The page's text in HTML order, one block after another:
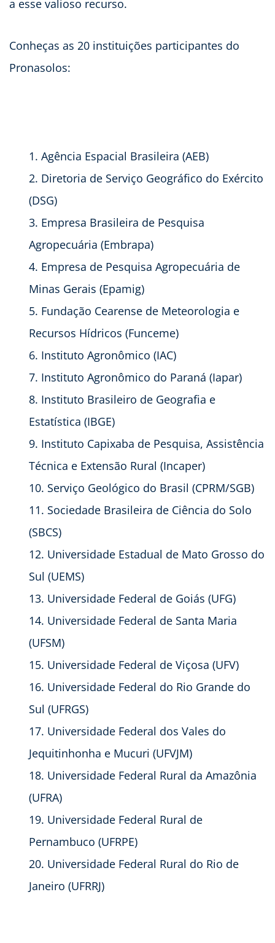
a esse valioso recurso.
Conheças as 20 instituições participantes do
Pronasolos:
Agência Espacial Brasileira (AEB)
Diretoria de Serviço Geográfico do Exército
(DSG)
Empresa Brasileira de Pesquisa
Agropecuária (Embrapa)
Empresa de Pesquisa Agropecuária de
Minas Gerais (Epamig)
Fundação Cearense de Meteorologia e
Recursos Hídricos (Funceme)
Instituto Agronômico (IAC)
Instituto Agronômico do Paraná (Iapar)
Instituto Brasileiro de Geografia e
Estatística (IBGE)
Instituto Capixaba de Pesquisa, Assistência
Técnica e Extensão Rural (Incaper)
Serviço Geológico do Brasil (CPRM/SGB)
Sociedade Brasileira de Ciência do Solo
(SBCS)
Universidade Estadual de Mato Grosso do
Sul (UEMS)
Universidade Federal de Goiás (UFG)
Universidade Federal de Santa Maria
(UFSM)
Universidade Federal de Viçosa (UFV)
Universidade Federal do Rio Grande do
Sul (UFRGS)
Universidade Federal dos Vales do
Jequitinhonha e Mucuri (UFVJM)
Universidade Federal Rural da Amazônia
(UFRA)
Universidade Federal Rural de
Pernambuco (UFRPE)
Universidade Federal Rural do Rio de
Janeiro (UFRRJ)